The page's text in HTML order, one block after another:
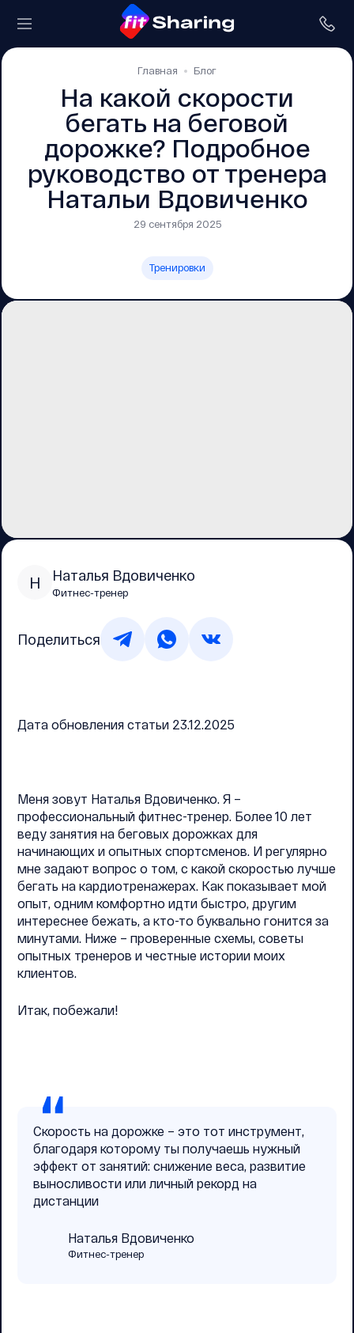
Главная Блог
На какой скорости
бегать на беговой
дорожке? Подробное
руководство от тренера
Натальи Вдовиченко
29 сентября 2025
Тренировки
Н Наталья Вдовиченко
Фитнес-тренер
Дата обновления статьи 23.12.2025
Меня зовут Наталья Вдовиченко. Я –
профессиональный фитнес-тренер. Более 10 лет
веду занятия на беговых дорожках для
начинающих и опытных спортсменов. И регулярно
мне задают вопрос о том, с какой скоростью лучше
бегать на кардиотренажерах. Как показывает мой
опыт, одним комфортно идти быстро, другим
интереснее бежать, а кто-то буквально гонится за
минутами. Ниже – проверенные схемы, советы
опытных тренеров и честные истории моих
клиентов.
Итак, побежали!
Скорость на дорожке – это тот инструмент,
благодаря которому ты получаешь нужный
эффект от занятий: снижение веса, развитие
выносливости или личный рекорд на
дистанции
Наталья Вдовиченко
Фитнес-тренер
Поделиться